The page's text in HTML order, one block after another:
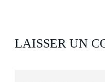
LAISSER UN